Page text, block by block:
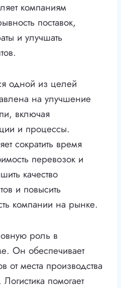
компаниям
поставок,
и улучшать
одной из целей
на улучшение
включая
и процессы.
сократить время
перевозок и
качество
и повысить
компании на рынке.
роль в
Он обеспечивает
от места производства
помогает